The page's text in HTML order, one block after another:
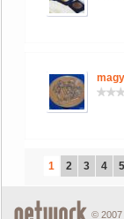
1 2 3 4 5
© 2007